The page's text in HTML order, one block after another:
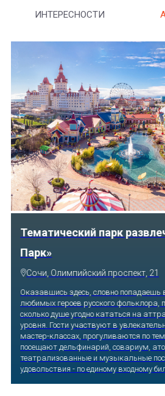
ИНТЕРЕСНОСТИ
Тематический парк
Парк»
Сочи, Олимпийский проспект, 21
Оказавшись здесь, словно попадаешь
любимых героев русского фольклора,
сколько душе угодно кататься на
уровня. Гости участвуют в
мастер-классах, прогуливаются по
посещают дельфинарий, совариум,
театрализованные и музыкальные
удовольствия - по единому входному